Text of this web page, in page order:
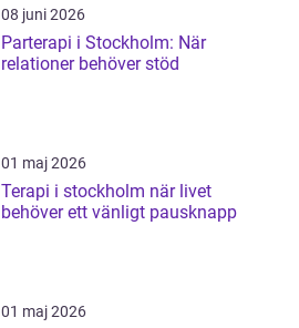
08 juni 2026
Parterapi i Stockholm: När
relationer behöver stöd
01 maj 2026
Terapi i stockholm när livet
behöver ett vänligt pausknapp
01 maj 2026